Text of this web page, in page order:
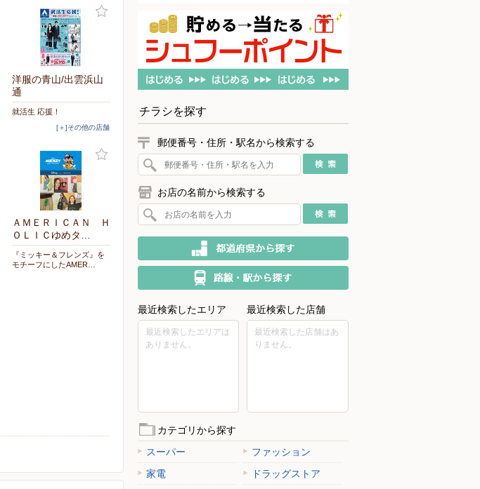
洋服の青山/出雲浜山
通
就活生 応援！
[＋]その他の店舗
ＡＭＥＲＩＣＡＮ Ｈ
ＯＬＩＣゆめタ…
『ミッキー＆フレンズ』を
モチーフにしたAMER…
チラシを探す
郵便番号・住所・駅名から検索する
お店の名前から検索する
最近検索したエリア
最近検索したエリアは
ありません。
最近検索した店舗
最近検索した店舗はあ
りません。
カテゴリから探す
スーパー
ファッション
家電
ドラッグストア